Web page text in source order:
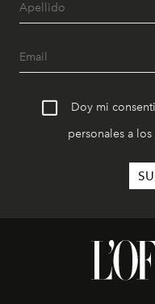
Doy mi
personales a